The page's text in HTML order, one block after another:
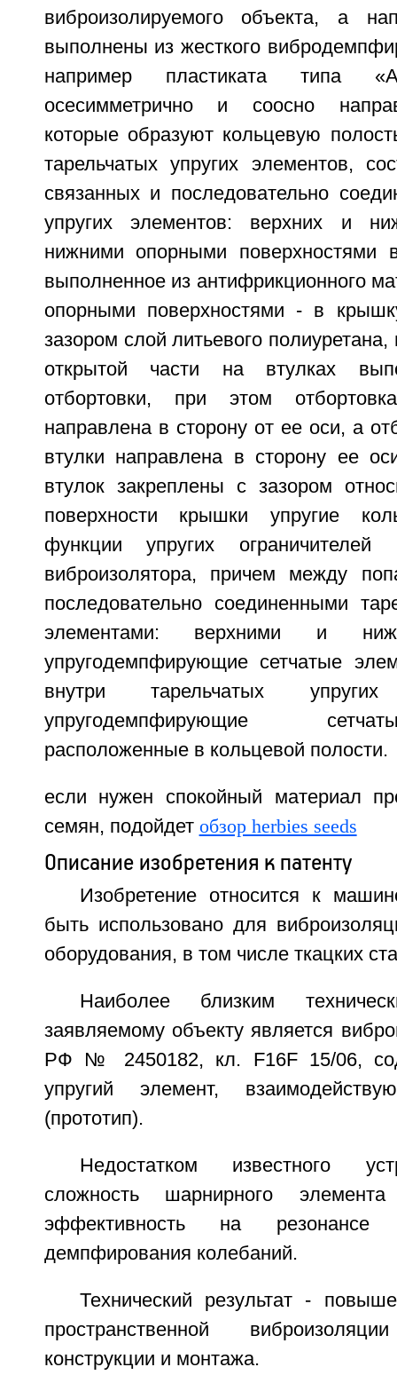
виброизолируемого объекта, а
выполнены из жесткого
например пластиката типа
осесимметрично и соосно
которые образуют кольцевую
тарельчатых упругих элементов,
связанных и последовательно
упругих элементов: верхних и
нижними опорными поверхностями
выполненное из антифрикционного
опорными поверхностями - в
зазором слой литьевого
открытой части на втулках
отбортовки, при этом
направлена в сторону от ее оси, а
втулки направлена в сторону ее
втулок закреплены с зазором
поверхности крышки упругие
функции упругих ограничителей
виброизолятора, причем между
последовательно соединенными
элементами: верхними и
упругодемпфирующие сетчатые
внутри тарельчатых
упругодемпфирующие
расположенные в кольцевой полости.
если нужен спокойный материал
семян, подойдет обзор herbies seeds
Описание изобретения к патенту
Изобретение относится к
быть использовано для
оборудования, в том числе ткацких
Наиболее близким
заявляемому объекту является
РФ № 2450182, кл. F16F 15/06,
упругий элемент,
(прототип).
Недостатком известного
сложность шарнирного
эффективность на резонансе
демпфирования колебаний.
Технический результат -
пространственной
конструкции и монтажа.